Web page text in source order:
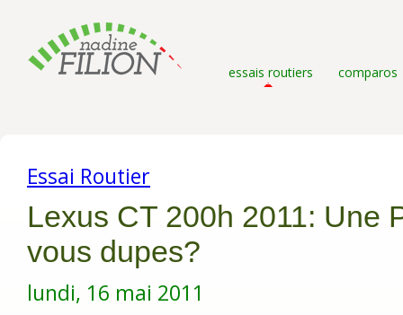
essais routiers comparos
Essai Routier
Lexus CT 200h 2011: Une
vous dupes?
lundi, 16 mai 2011